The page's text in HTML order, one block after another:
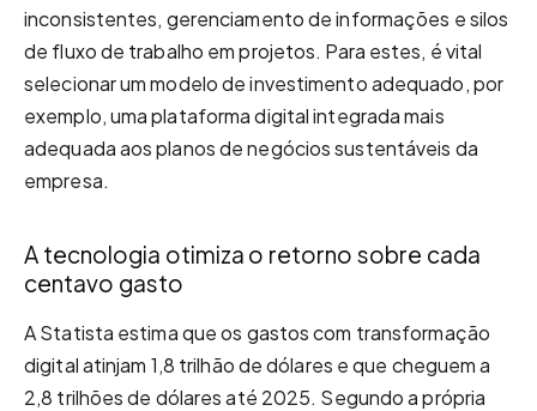
inconsistentes, gerenciamento de informações e silos
de fluxo de trabalho em projetos. Para estes, é vital
selecionar um modelo de investimento adequado, por
exemplo, uma plataforma digital integrada mais
adequada aos planos de negócios sustentáveis da
empresa.
A tecnologia otimiza o retorno sobre cada
centavo gasto
A Statista estima que os gastos com transformação
digital atinjam 1,8 trilhão de dólares e que cheguem a
2,8 trilhões de dólares até 2025. Segundo a própria